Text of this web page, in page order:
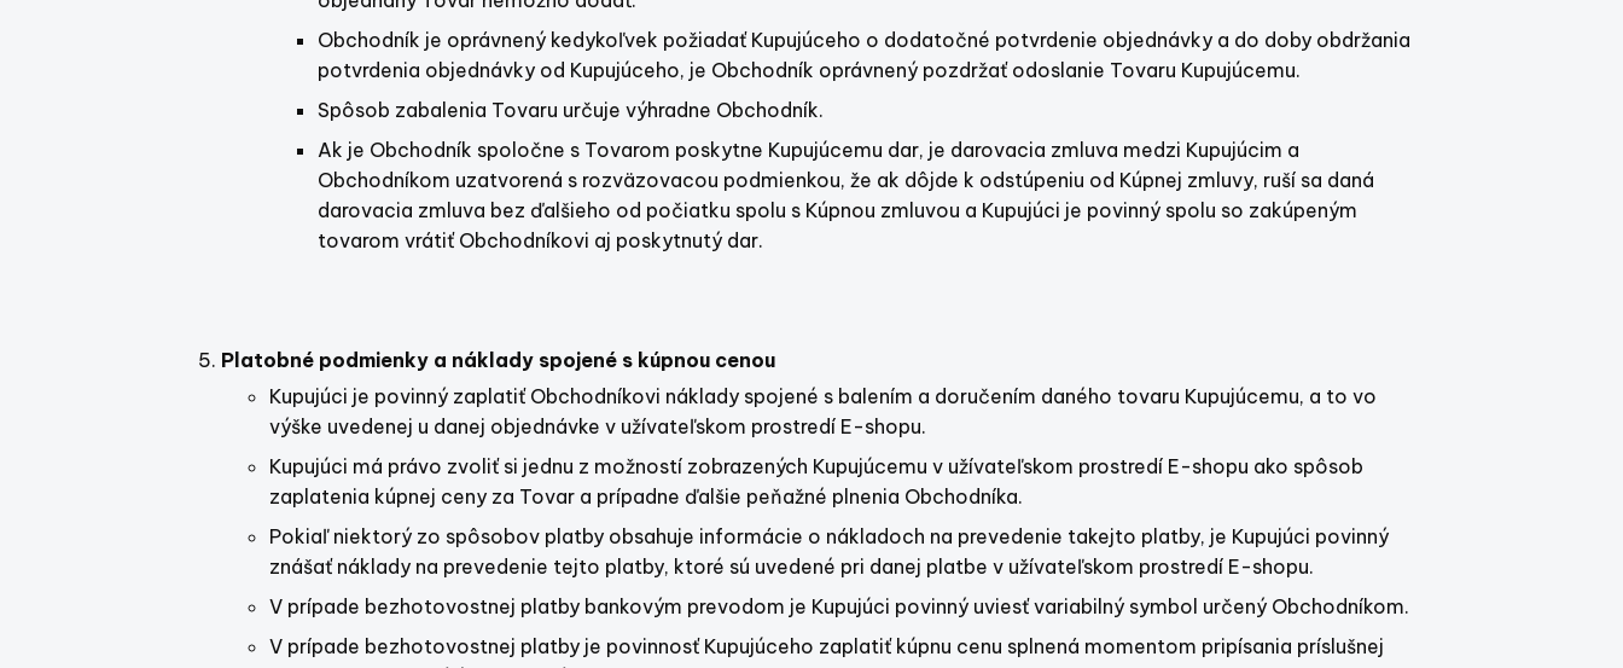
Obchodník je oprávnený kedykoľvek požiadať Kupujúceho o dodatočné potvrdenie objednávky a do doby obdržania
potvrdenia objednávky od Kupujúceho, je Obchodník oprávnený pozdržať odoslanie Tovaru Kupujúcemu.
Spôsob zabalenia Tovaru určuje výhradne Obchodník.
Ak je Obchodník spoločne s Tovarom poskytne Kupujúcemu dar, je darovacia zmluva medzi Kupujúcim a
Obchodníkom uzatvorená s rozväzovacou podmienkou, že ak dôjde k odstúpeniu od Kúpnej zmluvy, ruší sa daná
darovacia zmluva bez ďalšieho od počiatku spolu s Kúpnou zmluvou a Kupujúci je povinný spolu so zakúpeným
tovarom vrátiť Obchodníkovi aj poskytnutý dar.
Platobné podmienky a náklady spojené s kúpnou cenou
Kupujúci je povinný zaplatiť Obchodníkovi náklady spojené s balením a doručením daného tovaru Kupujúcemu, a to vo
výške uvedenej u danej objednávke v užívateľskom prostredí E-shopu.
Kupujúci má právo zvoliť si jednu z možností zobrazených Kupujúcemu v užívateľskom prostredí E-shopu ako spôsob
zaplatenia kúpnej ceny za Tovar a prípadne ďalšie peňažné plnenia Obchodníka.
Pokiaľ niektorý zo spôsobov platby obsahuje informácie o nákladoch na prevedenie takejto platby, je Kupujúci povinný
znášať náklady na prevedenie tejto platby, ktoré sú uvedené pri danej platbe v užívateľskom prostredí E-shopu.
V prípade bezhotovostnej platby bankovým prevodom je Kupujúci povinný uviesť variabilný symbol určený Obchodníkom.
V prípade bezhotovostnej platby je povinnosť Kupujúceho zaplatiť kúpnu cenu splnená momentom pripísania príslušnej